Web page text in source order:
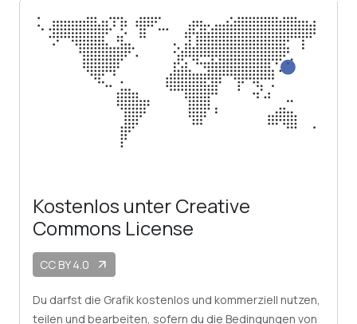
Kostenlos unter Creative
Commons License
CC BY 4.0 arrow_outward
Du darfst die Grafik kostenlos und kommerziell nutzen,
teilen und bearbeiten, sofern du die Bedingungen von